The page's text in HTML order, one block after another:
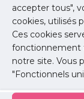
accepter tous",
cookies, utilisés
Ces cookies
fonctionnement
notre site. Vous
"Fonctionnels
Publié le : 29
Partager cet